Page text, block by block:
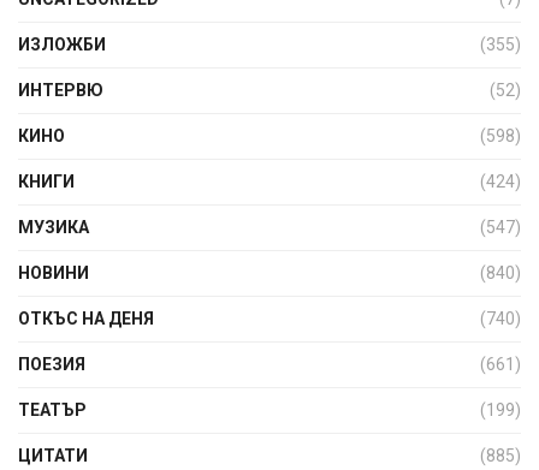
ИЗЛОЖБИ (355)
ИНТЕРВЮ (52)
КИНО (598)
КНИГИ (424)
МУЗИКА (547)
НОВИНИ (840)
ОТКЪС НА ДЕНЯ (740)
ПОЕЗИЯ (661)
ТЕАТЪР (199)
ЦИТАТИ (885)